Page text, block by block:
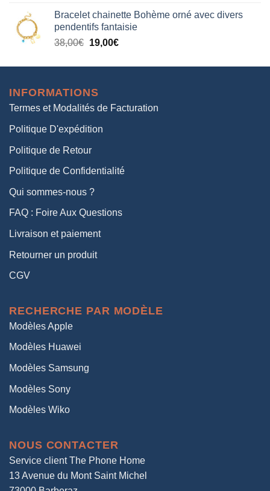
initial
était :
38,00€.
actuel
est :
19,00€.
Bracelet chainette Bohème orné avec divers
pendentifs fantaisie
38,00€ Le
initial
38,00€.
19,00€Le
actuel
INFORMATIONS
Termes et Modalités de Facturation
Politique D'expédition
Politique de Retour
Politique de Confidentialité
Qui sommes-nous ?
FAQ : Foire Aux Questions
Livraison et paiement
Retourner un produit
CGV
RECHERCHE PAR MODÈLE
Modèles Apple
Modèles Huawei
Modèles Samsung
Modèles Sony
Modèles Wiko
NOUS CONTACTER
Service client The Phone Home
13 Avenue du Mont Saint Michel